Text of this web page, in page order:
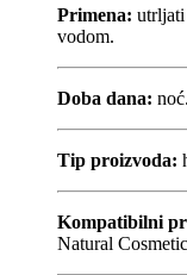
Primena: utrljati
vodom.
Doba dana: noć.
Tip proizvoda:
Kompatibilni
Natural